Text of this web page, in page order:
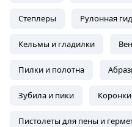
Степлеры Рулонная
Кельмы и гладилки
Пилки и полотна
Зубила и пики Коронки
Пистолеты для пены и